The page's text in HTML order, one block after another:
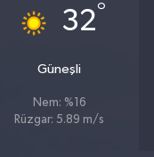
32°
Güneşli
Nem: %16
Rüzgar: 5.89 m/s